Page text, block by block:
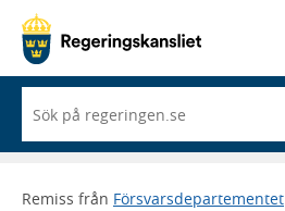
du
börjar
skriva
framträder
Remiss från Försvarsdepartementet